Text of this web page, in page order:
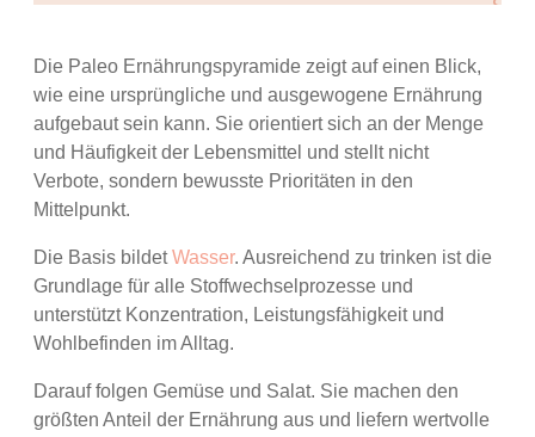
Die Paleo Ernährungspyramide zeigt auf einen Blick,
wie eine ursprüngliche und ausgewogene Ernährung
aufgebaut sein kann. Sie orientiert sich an der Menge
und Häufigkeit der Lebensmittel und stellt nicht
Verbote, sondern bewusste Prioritäten in den
Mittelpunkt.
Die Basis bildetWasser. Ausreichend zu trinken ist die
Grundlage für alle Stoffwechselprozesse und
unterstützt Konzentration, Leistungsfähigkeit und
Wohlbefinden im Alltag.
Darauf folgen Gemüse und Salat. Sie machen den
größten Anteil der Ernährung aus und liefern wertvolle